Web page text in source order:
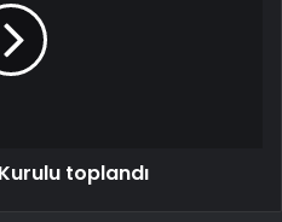
toplandı